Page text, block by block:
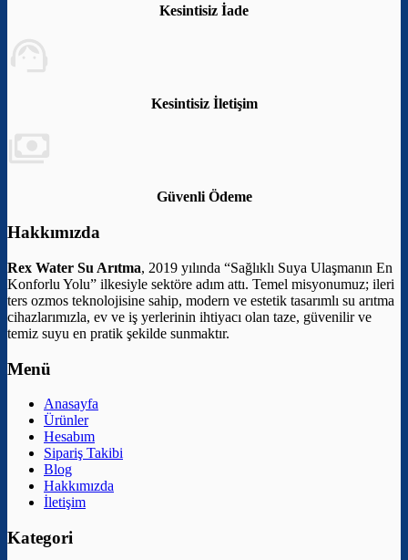
Kesintisiz İade
Kesintisiz İletişim
Güvenli Ödeme
Hakkımızda
Rex Water Su Arıtma, 2019 yılında “Sağlıklı Suya Ulaşmanın En
Konforlu Yolu” ilkesiyle sektöre adım attı. Temel misyonumuz; ileri
ters ozmos teknolojisine sahip, modern ve estetik tasarımlı su arıtma
cihazlarımızla, ev ve iş yerlerinin ihtiyacı olan taze, güvenilir ve
temiz suyu en pratik şekilde sunmaktır.
Menü
Anasayfa
Ürünler
Hesabım
Sipariş Takibi
Blog
Hakkımızda
İletişim
Kategori